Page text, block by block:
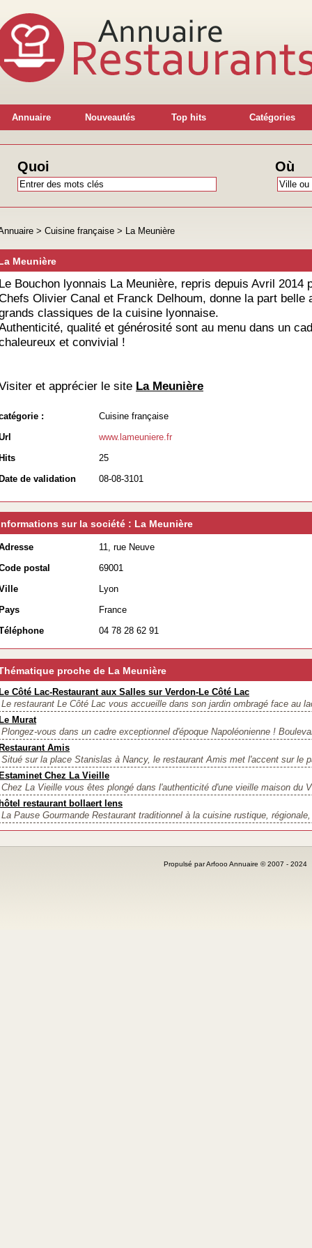
Annuaire Nouveautés Top hits Catégories
Quoi Où
> Cuisine française > La Meunière
Meunière
Bouchon lyonnais La Meunière, repris depuis Avril 2014
Olivier Canal et Franck Delhoum, donne la part belle
classiques de la cuisine lyonnaise.
qualité et générosité sont au menu dans un
et convivial !
et apprécier le site La Meunière
:
Cuisine française
www.lameuniere.fr
25
de validation
08-08-3101
sur la société : La Meunière
11, rue Neuve
postal
69001
Lyon
France
04 78 28 62 91
proche de La Meunière
Côté Lac-Restaurant aux Salles sur Verdon-Le Côté Lac
Le restaurant Le Côté Lac vous accueille dans son jardin ombragé face au
Murat
Plongez-vous dans un cadre exceptionnel d'époque Napoléonienne !
Amis
Situé sur la place Stanislas à Nancy, le restaurant Amis met l'accent sur le
Chez La Vieille
Chez La Vieille vous êtes plongé dans l'authenticité d'une vieille maison du
restaurant bollaert lens
La Pause Gourmande Restaurant traditionnel à la cuisine rustique,
Propulsé par Arfooo Annuaire © 2007 -